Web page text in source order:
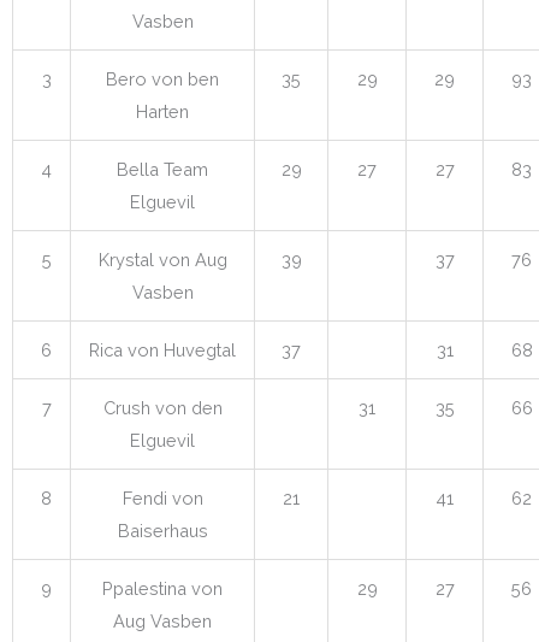
Vasben
3
Bero von ben
Harten
35 29 29 93
4
Bella Team
Elguevil
29 27 27 83
5
Krystal von Aug
Vasben
39 37 76
6 Rica von Huvegtal 37 31 68
7
Crush von den
Elguevil
31 35 66
8
Fendi von
Baiserhaus
21 41 62
9
Ppalestina von
Aug Vasben
29 27 56